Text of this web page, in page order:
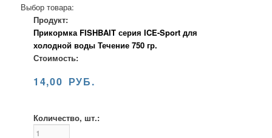
Выбор товара:
Продукт:
Прикормка FISHBAIT серия ICE-Sport для
холодной воды Течение 750 гр.
Стоимость:
14,00 РУБ.
Количество, шт.: